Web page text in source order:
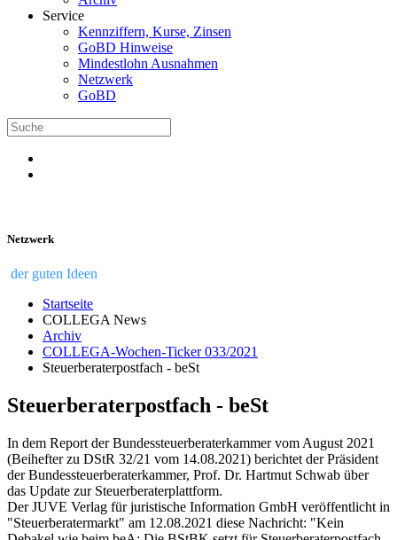
Service
Kennziffern, Kurse, Zinsen
GoBD Hinweise
Mindestlohn Ausnahmen
Netzwerk
GoBD
Netzwerk
der guten Ideen
Startseite
COLLEGA News
Archiv
COLLEGA-Wochen-Ticker 033/2021
Steuerberaterpostfach - beSt
Steuerberaterpostfach - beSt
In dem Report der Bundessteuerberaterkammer vom August 2021
(Beihefter zu DStR 32/21 vom 14.08.2021) berichtet der Präsident
der Bundessteuerberaterkammer, Prof. Dr. Hartmut Schwab über
das Update zur Steuerberaterplattform.
Der JUVE Verlag für juristische Information GmbH veröffentlicht in
"Steuerberatermarkt" am 12.08.2021 diese Nachricht: "Kein